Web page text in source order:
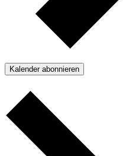
Kalender abonnieren